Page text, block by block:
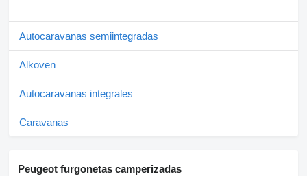
Autocaravanas semiintegradas
Alkoven
Autocaravanas integrales
Caravanas
Peugeot furgonetas camperizadas